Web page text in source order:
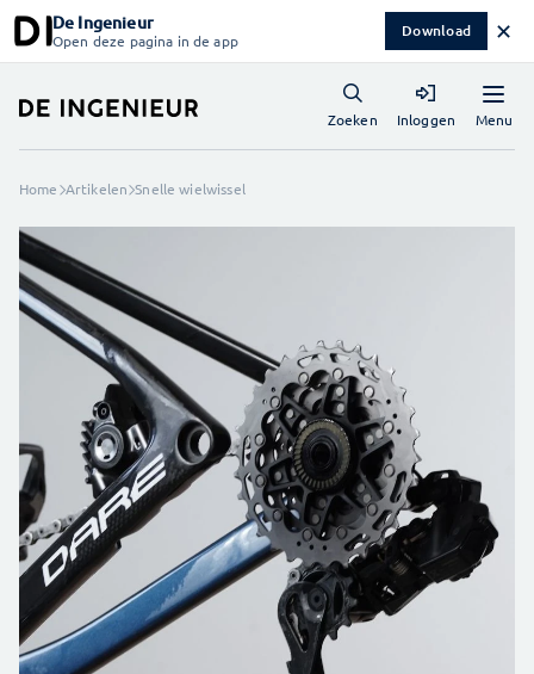
De Ingenieur
Open deze pagina in de app Download ✕
Menu
Zoeken Inloggen
Home Artikelen Snelle wielwissel